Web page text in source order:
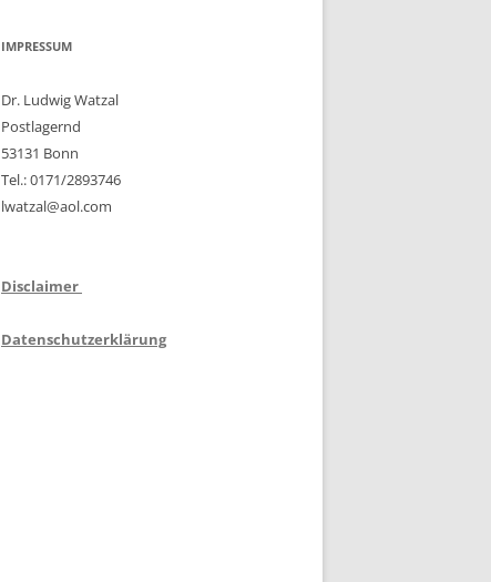
IMPRESSUM
Dr. Ludwig Watzal
Postlagernd
53131 Bonn
Tel.: 0171/2893746
lwatzal@aol.com
Disclaimer
Datenschutzerklärung